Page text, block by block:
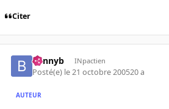
Citer
bennyb INpactien
Posté(e) le 21 octobre 200520 a
AUTEUR